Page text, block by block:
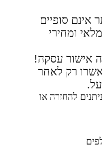
אינם סופיים
ומחירי
אישור עסקה!
רק לאחר
להחזרה או